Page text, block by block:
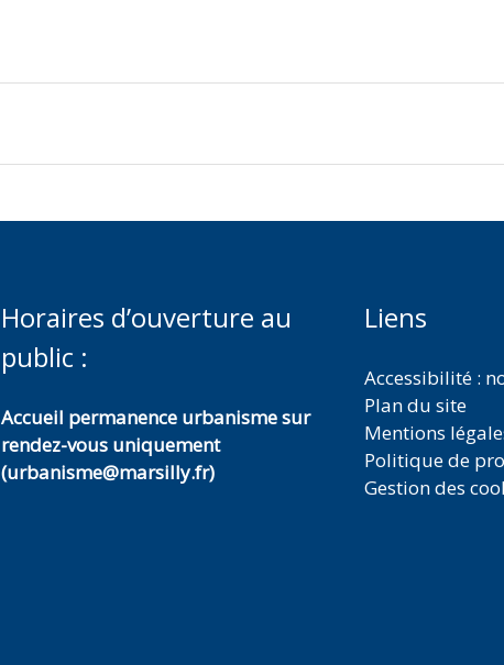
Horaires d’ouverture au
public :
Accueil permanence urbanisme sur
rendez-vous uniquement
(urbanisme@marsilly.fr)
Liens
Accessibilité :
Plan du site
Mentions
Politique de
Gestion des